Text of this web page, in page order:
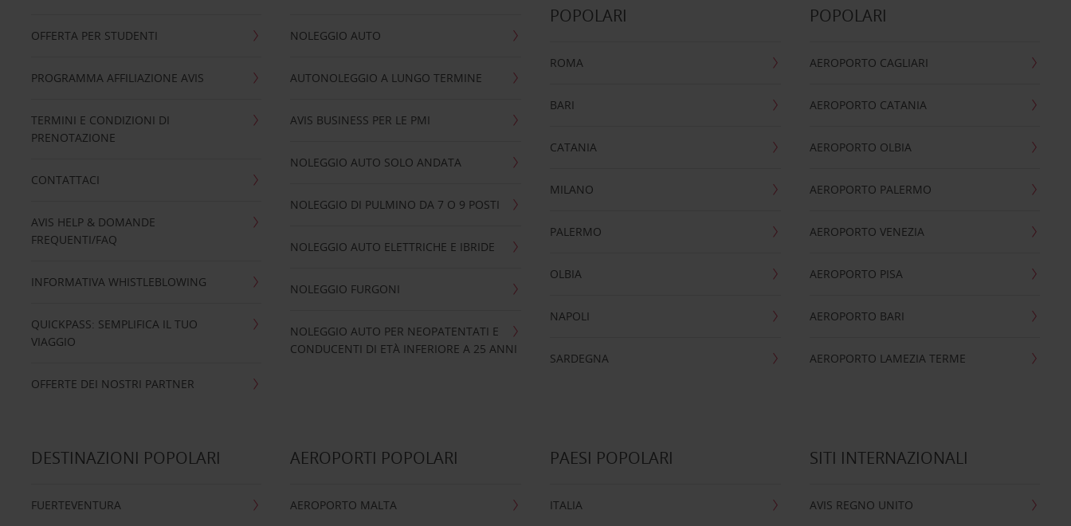
OFFERTA PER STUDENTI
PROGRAMMA AFFILIAZIONE AVIS
TERMINI E CONDIZIONI DI
PRENOTAZIONE
CONTATTACI
AVIS HELP & DOMANDE
FREQUENTI/FAQ
INFORMATIVA WHISTLEBLOWING
QUICKPASS: SEMPLIFICA IL TUO
VIAGGIO
OFFERTE DEI NOSTRI PARTNER
NOLEGGIO AUTO
AUTONOLEGGIO A LUNGO TERMINE
AVIS BUSINESS PER LE PMI
NOLEGGIO AUTO SOLO ANDATA
NOLEGGIO DI PULMINO DA 7 O 9 POSTI
NOLEGGIO AUTO ELETTRICHE E IBRIDE
NOLEGGIO FURGONI
NOLEGGIO AUTO PER NEOPATENTATI E
CONDUCENTI DI ETÀ INFERIORE A 25 ANNI
POPOLARI
ROMA
BARI
CATANIA
MILANO
PALERMO
OLBIA
NAPOLI
SARDEGNA
POPOLARI
AEROPORTO CAGLIARI
AEROPORTO CATANIA
AEROPORTO OLBIA
AEROPORTO PALERMO
AEROPORTO VENEZIA
AEROPORTO PISA
AEROPORTO BARI
AEROPORTO LAMEZIA TERME
DESTINAZIONI POPOLARI
FUERTEVENTURA
AEROPORTI POPOLARI
AEROPORTO MALTA
PAESI POPOLARI
ITALIA
SITI INTERNAZIONALI
AVIS REGNO UNITO